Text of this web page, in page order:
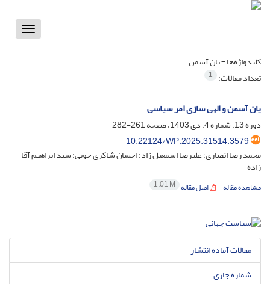
Toggle
کلیدواژه‌ها =یان آسمن
تعداد مقالات: 1
یان آسمن و الهی سازی امر سیاسی
دوره 13، شماره 4، دی 1403، صفحه
261-282
10.22124/WP.2025.31514.3579
محمد رضا انصاری؛ علیرضا اسمعیل زاد؛ احسان شاکری خویی؛ سید ابراهیم آقا
زاده
مشاهده مقاله اصل مقاله 1.01 M
مقالات آماده انتشار
شماره جاری